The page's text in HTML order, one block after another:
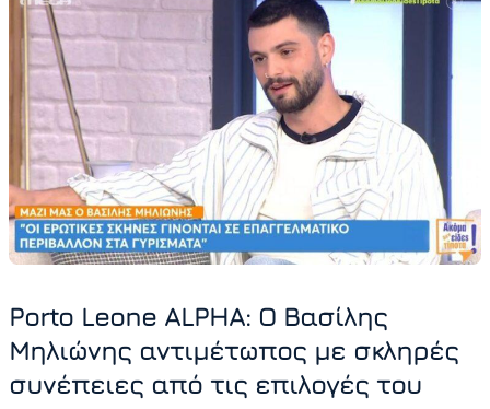
Porto Leone ALPHA: Ο Βασίλης
Μηλιώνης αντιμέτωπος με σκληρές
συνέπειες από τις επιλογές του